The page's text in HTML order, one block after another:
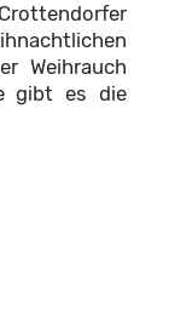
Crottendorfer
Weihrauch
gibt es die